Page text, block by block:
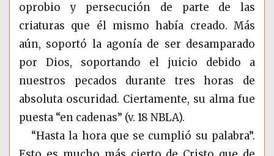
oprobio y persecución de parte de las
criaturas que él mismo había creado. Más
aún, soportó la agonía de ser desamparado
por Dios, soportando el juicio debido a
nuestros pecados durante tres horas de
absoluta oscuridad. Ciertamente, su alma fue
puesta “en cadenas” (v. 18 NBLA).
“Hasta la hora que se cumplió su palabra”.